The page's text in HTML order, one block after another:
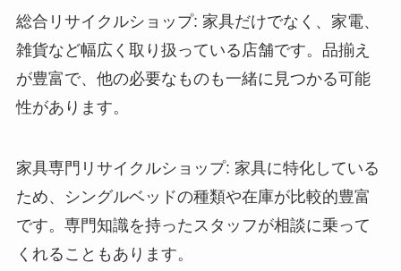
総合リサイクルショップ: 家具だけでなく、家電、
雑貨など幅広く取り扱っている店舗です。品揃え
が豊富で、他の必要なものも一緒に見つかる可能
性があります。
家具専門リサイクルショップ: 家具に特化している
ため、シングルベッドの種類や在庫が比較的豊富
です。専門知識を持ったスタッフが相談に乗って
くれることもあります。